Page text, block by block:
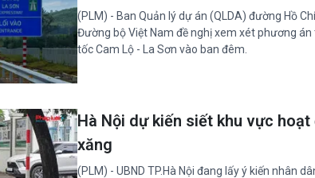
(PLM) - Ban Quản lý dự án (QLDA) đường Hồ
Đường bộ Việt Nam đề nghị xem xét phương
tốc Cam Lộ - La Sơn vào ban đêm.
Hà Nội dự kiến siết khu vực
xăng
(PLM) - UBND TP.Hà Nội đang lấy ý kiến nhân